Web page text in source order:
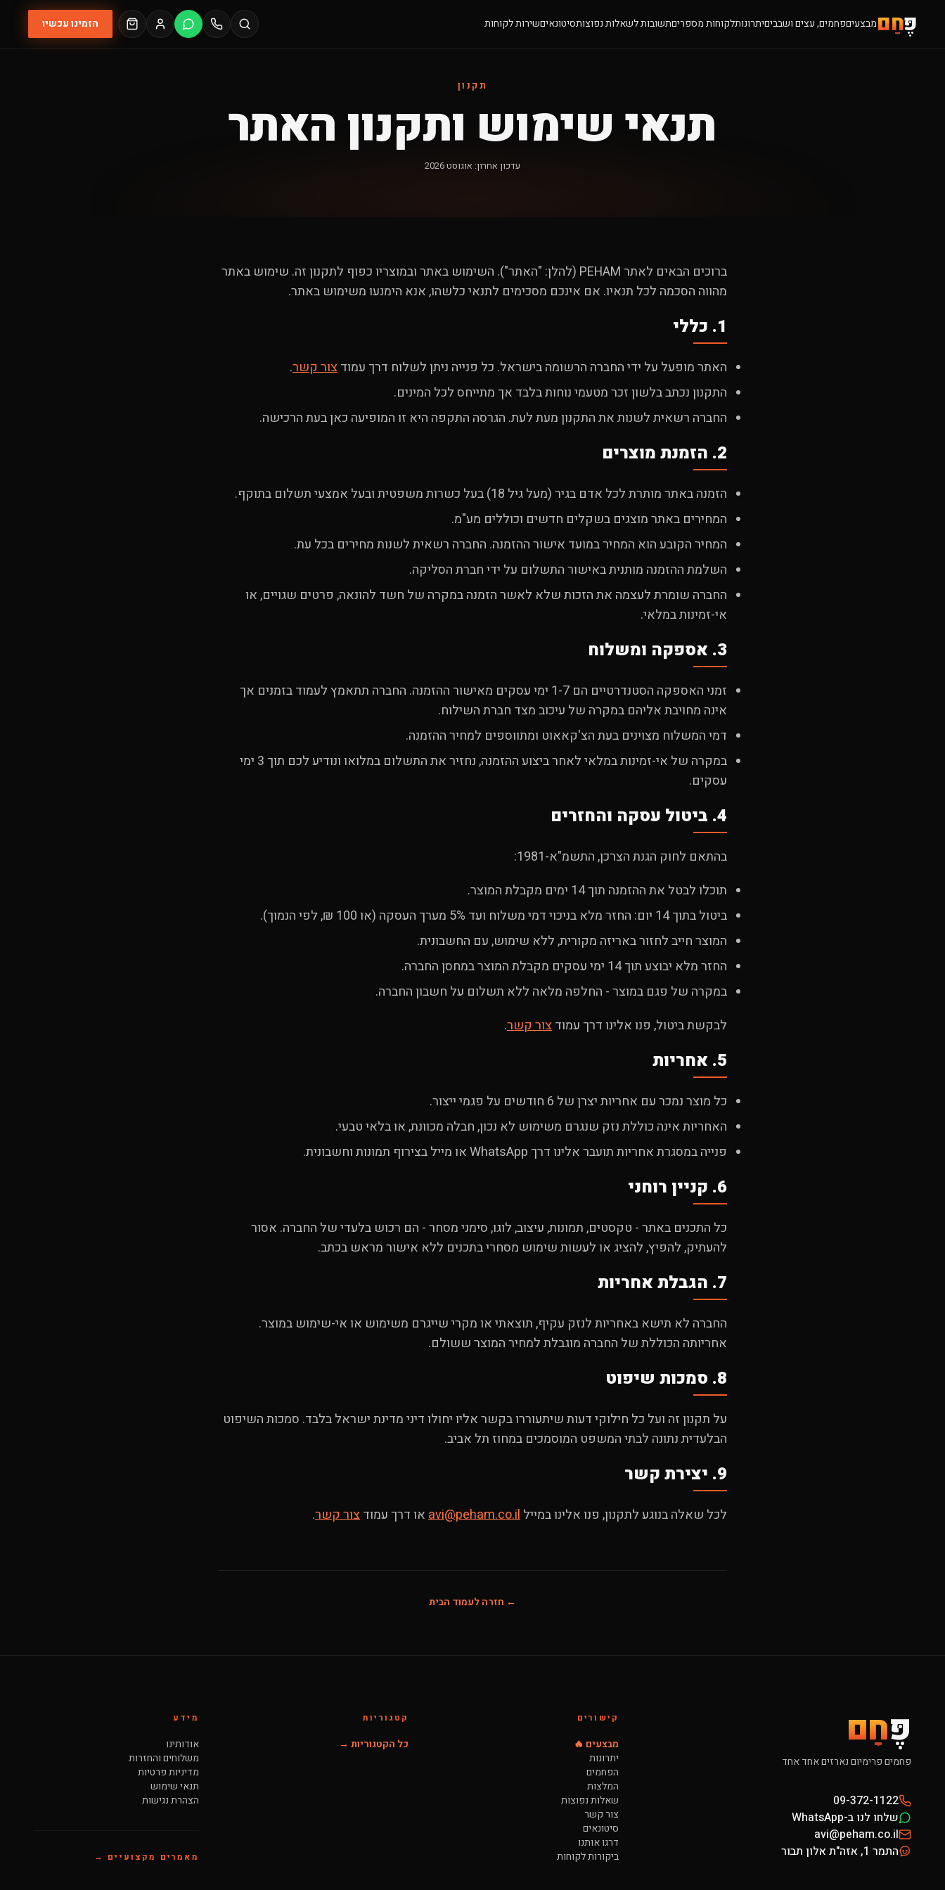
פֶּחָםמבצעיםפחמים, עצים ושבביםיתרונותלקוחות מספריםתשובות לשאלות נפוצותסיטונאיםשירות לקוחות הזמינו עכשיו
תקנון
תנאי שימוש ותקנון האתר
עדכון אחרון: אוגוסט 2026
ברוכים הבאים לאתרPEHAM (להלן: "האתר"). השימוש באתר ובמוצריו כפוף לתקנון זה. שימוש באתר
מהווה הסכמה לכל תנאיו. אם אינכם מסכימים לתנאי כלשהו, אנא הימנעו משימוש באתר.
1. כללי
האתר מופעל על ידי החברה הרשומה בישראל. כל פנייה ניתן לשלוח דרך עמודצור קשר.
התקנון נכתב בלשון זכר מטעמי נוחות בלבד אך מתייחס לכל המינים.
החברה רשאית לשנות את התקנון מעת לעת. הגרסה התקפה היא זו המופיעה כאן בעת הרכישה.
2. הזמנת מוצרים
הזמנה באתר מותרת לכל אדם בגיר (מעל גיל 18) בעל כשרות משפטית ובעל אמצעי תשלום בתוקף.
המחירים באתר מוצגים בשקלים חדשים וכוללים מע"מ.
המחיר הקובע הוא המחיר במועד אישור ההזמנה. החברה רשאית לשנות מחירים בכל עת.
השלמת ההזמנה מותנית באישור התשלום על ידי חברת הסליקה.
החברה שומרת לעצמה את הזכות שלא לאשר הזמנה במקרה של חשד להונאה, פרטים שגויים, או
אי-זמינות במלאי.
3. אספקה ומשלוח
זמני האספקה הסטנדרטיים הם 1-7 ימי עסקים מאישור ההזמנה. החברה תתאמץ לעמוד בזמנים אך
אינה מחויבת אליהם במקרה של עיכוב מצד חברת השילוח.
דמי המשלוח מצוינים בעת הצ'קאאוט ומתווספים למחיר ההזמנה.
במקרה של אי-זמינות במלאי לאחר ביצוע ההזמנה, נחזיר את התשלום במלואו ונודיע לכם תוך 3 ימי
עסקים.
4. ביטול עסקה והחזרים
בהתאם לחוק הגנת הצרכן, התשמ"א-1981:
תוכלו לבטל את ההזמנה תוך 14 ימים מקבלת המוצר.
ביטול בתוך 14 יום: החזר מלא בניכוי דמי משלוח ועד 5% מערך העסקה (או 100 ₪, לפי הנמוך).
המוצר חייב לחזור באריזה מקורית, ללא שימוש, עם החשבונית.
החזר מלא יבוצע תוך 14 ימי עסקים מקבלת המוצר במחסן החברה.
במקרה של פגם במוצר - החלפה מלאה ללא תשלום על חשבון החברה.
לבקשת ביטול, פנו אלינו דרך עמודצור קשר.
5. אחריות
כל מוצר נמכר עם אחריות יצרן של 6 חודשים על פגמי ייצור.
האחריות אינה כוללת נזק שנגרם משימוש לא נכון, חבלה מכוונת, או בלאי טבעי.
פנייה במסגרת אחריות תועבר אלינו דרך WhatsApp או מייל בצירוף תמונות וחשבונית.
6. קניין רוחני
כל התכנים באתר - טקסטים, תמונות, עיצוב, לוגו, סימני מסחר - הם רכוש בלעדי של החברה. אסור
להעתיק, להפיץ, להציג או לעשות שימוש מסחרי בתכנים ללא אישור מראש בכתב.
7. הגבלת אחריות
החברה לא תישא באחריות לנזק עקיף, תוצאתי או מקרי שייגרם משימוש או אי-שימוש במוצר.
אחריותה הכוללת של החברה מוגבלת למחיר המוצר ששולם.
8. סמכות שיפוט
על תקנון זה ועל כל חילוקי דעות שיתעוררו בקשר אליו יחולו דיני מדינת ישראל בלבד. סמכות השיפוט
הבלעדית נתונה לבתי המשפט המוסמכים במחוז תל אביב.
9. יצירת קשר
לכל שאלה בנוגע לתקנון, פנו אלינו במיילavi@peham.co.ilאו דרך עמודצור קשר.
← חזרה לעמוד הבית
פֶּחָם
פחמים פרימיום נארזים אחד אחד
09-372-1122
שלחו לנו ב-WhatsApp
avi@peham.co.il
התמר 1, אזה"ת אלון תבור
קישורים
מבצעים 🔥
יתרונות
הפחמים
המלצות
שאלות נפוצות
צור קשר
סיטונאים
דרגו אותנו
ביקורות לקוחות
קטגוריות
כל הקטגוריות →
מידע
אודותינו
משלוחים והחזרות
מדיניות פרטיות
תנאי שימוש
הצהרת נגישות
מאמרים מקצועיים →